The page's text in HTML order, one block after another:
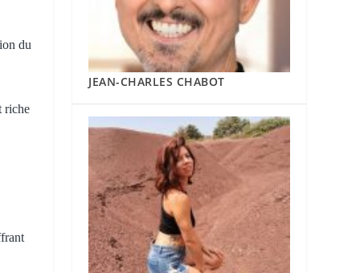
du
riche
JEAN-CHARLES CHABOT